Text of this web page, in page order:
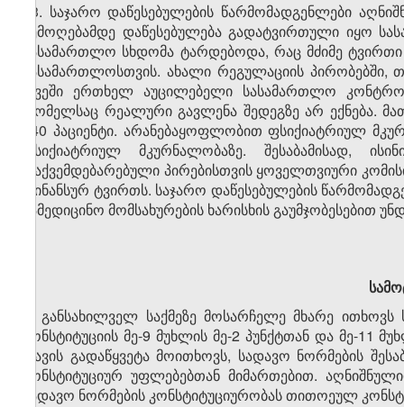
23. საჯარო დაწესებულების წარმომადგენლები
შემოღებამდე დაწესებულება გადატვირთული იყო
სასამართლო სხდომა ტარდებოდა, რაც მძიმე
სასამართლოსთვის. ახალი რეგულაციის პირობებში,
თვეში ერთხელ აუცილებელი სასამართლო
რომელსაც რეალური გავლენა შედეგზე არ ექნება.
540 პაციენტი. არანებაყოფლობით ფსიქიატრიულ
ფსიქიატრიულ მკურნალობაზე. შესაბამისად,
დაქვემდებარებული პირებისთვის ყოველთვიური
ფინანსურ ტვირთს. საჯარო დაწესებულების
სამედიცინო მომსახურების ხარისხის
1. განსახილველ საქმეზე მოსარჩელე მხარე
კონსტიტუციის მე-9 მუხლის მე-2 პუნქტთან და მე-11
დავის გადაწყვეტა მოითხოვს, სადავო ნორმების
კონსტიტუციურ უფლებებთან მიმართებით.
სადავო ნორმების კონსტიტუციურობას თითოეულ